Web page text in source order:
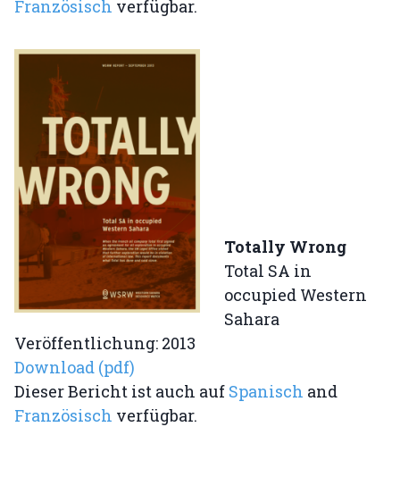
Französisch verfügbar.
Totally Wrong
Total SA in
occupied Western
Sahara
Veröffentlichung: 2013
Download (pdf)
Dieser Bericht ist auch auf Spanisch and
Französisch verfügbar.